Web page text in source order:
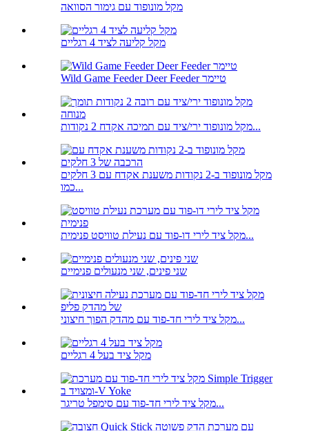
מקל מונופוד עם גימור הסוואה
מקל קליעה לציד 4 רגליים
Wild Game Feeder Deer Feeder טיימר
מקל מונופוד ירי/ציד עם תמיכה אקדח 2 נקודות...
מקל מונופוד ב-2 נקודות משענת אקדח עם 3 חלקים
כמו...
מקל ציד לירי דו-פוד עם נעילת טוויסט פנימית...
שני פינים, שני מנעולים פנימיים
מקל ציד לירי חד-פוד עם מהדק הפוך חיצוני...
מקל ציד בעל 4 רגליים
מקל ציד לירי חד-פוד עם סימפל טריגר...